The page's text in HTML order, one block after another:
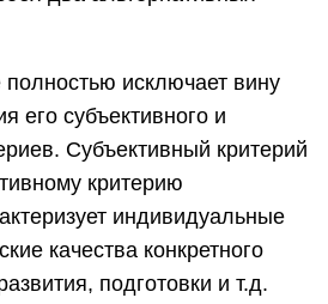
полностью исключает вину
его субъективного и
Субъективный критерий
критерию
индивидуальные
качества конкретного
подготовки и т.д.